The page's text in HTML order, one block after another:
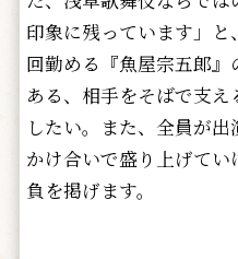
印象に残っています」
回勤める『魚屋宗五郎
ある、相手をそばで支
したい。また、全員が
かけ合いで盛り上げて
負を掲げます。